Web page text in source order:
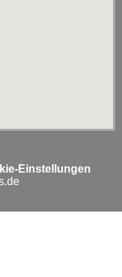
Einstellungen